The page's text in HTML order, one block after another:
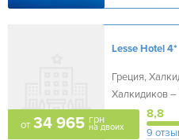
от 34 965 грн
на двоих
Lesse Hotel4*
Греция,
Халкидиков
8,8
9